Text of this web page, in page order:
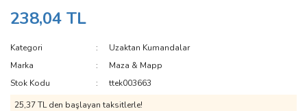
238,04 TL
Kategori
Uzaktan Kumandalar
Marka
Maza & Mapp
Stok Kodu
ttek003663
25,37 TL den başlayan taksitlerle!